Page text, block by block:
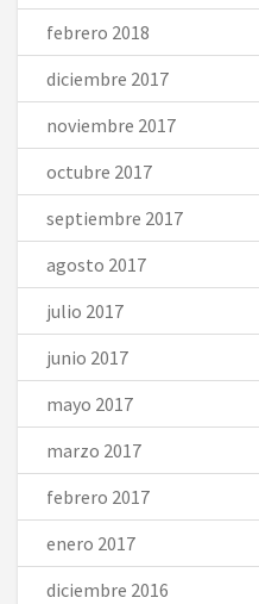
febrero 2018
diciembre 2017
noviembre 2017
octubre 2017
septiembre 2017
agosto 2017
julio 2017
junio 2017
mayo 2017
marzo 2017
febrero 2017
enero 2017
diciembre 2016